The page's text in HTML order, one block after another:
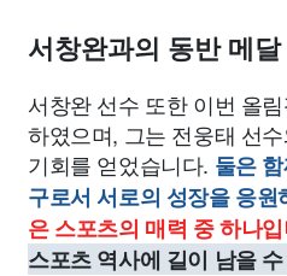
서창완과의 동반 메달
서창완 선수 또한 이번 올
하였으며, 그는 전웅태 선
기회를 얻었습니다. 둘은
구로서 서로의 성장을 응원
은 스포츠의 매력 중 하나
스포츠 역사에 길이 남을